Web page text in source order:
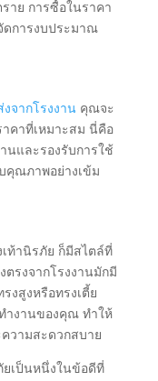
าย การซื้อในราคา
ดการงบประมาณ
จากโรงงานคุณจะ
คาที่เหมาะสม นี่คือ
นและรองรับการใช้
คุณภาพอย่างเข้ม
ท้านิรภัย ก็มีสไตล์ที่
รงจากโรงงานมักมี
งสูงหรือทรงเตี้ย
ำงานของคุณ ทำให้
วามสะดวกสบาย
ยเป็นหนึ่งในข้อดีที่